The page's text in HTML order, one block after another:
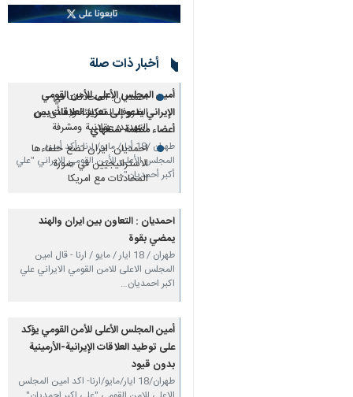
أخبار ذات صلة
أمين المجلس الأعلى للأمن القومي
الإيراني يدعو إلى تعزيز العلاقات بين
أعضاء منظمة شنغهاي
طهران /18 أيار/ مايو/ إرنا- أكد أمين
المجلس الأعلى للأمن القومي الإيراني "علي
أكبر أحمديان"،…
العلاقات الإيرانية-الأرمينية بدون
قيود
احمديان: المحادثات في
الظروف المتكافئة وبمنأى عن
التهديد، عقلانية ومشرفة
احمديان: ايران تضع حلفاءها
الاستراتيجيين في صورة
المحادثات مع امريكا
احمديان : التعاون بين ايران والهند
يمضي بقوة
طهران / 18 ايار / مايو / ارنا - قال امين
المجلس الاعلى للامن القومي الايراني علي
اكبر احمديان…
أمين المجلس الأعلى للأمن القومي يؤكد
على توطيد العلاقات الإيرانية-الأرمينية
بدون قيود
طهران/18 ايار/مايو/ارنا- اكد امين المجلس